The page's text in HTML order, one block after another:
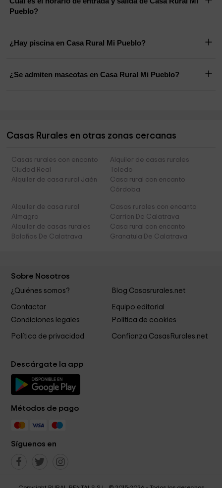
Pueblo?
¿Hay piscina en Casa Rural Mi Pueblo?
¿Se admiten mascotas en Casa Rural Mi Pueblo?
Casas Rurales en otras zonas cercanas
Casas rurales con encanto
Ciudad Real
Alquiler de casas rurales
Toledo
Alquiler de casa rural Jaén
Casa rural con encanto
Córdoba
Alquiler de casa rural
Almagro
Casas rurales con encanto
Carrion De Calatrava
Alquiler de casas rurales
Bolaños De Calatrava
Casa rural con encanto
Granatula De Calatrava
Sobre Nosotros
¿Quiénes somos? Blog Casasrurales.net
Contactar
Equipo editorial
Condiciones legales
Política de cookies
Política de privacidad Confianza CasasRurales.net
Descárgate la app
Métodos de pago
Síguenos en